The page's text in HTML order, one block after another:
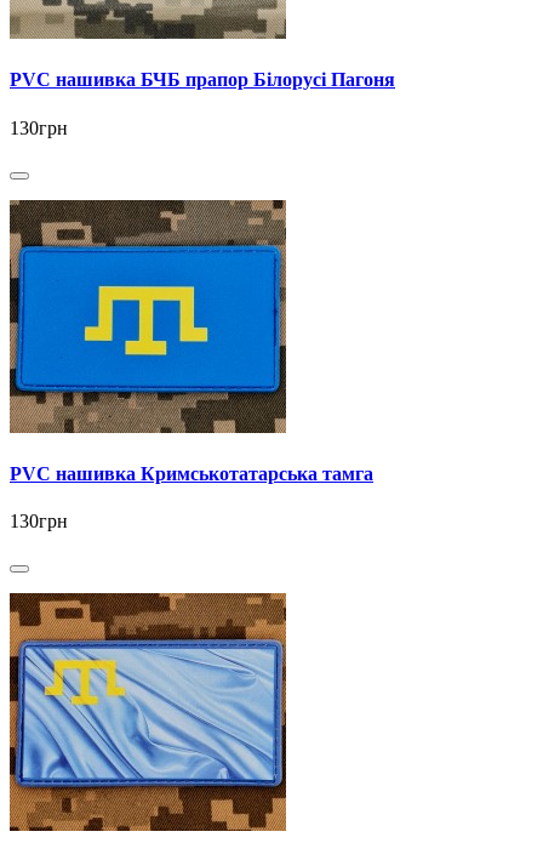
PVC нашивка БЧБ прапор Білорусі Пагоня
130грн
PVC нашивка Кримськотатарська тамга
130грн